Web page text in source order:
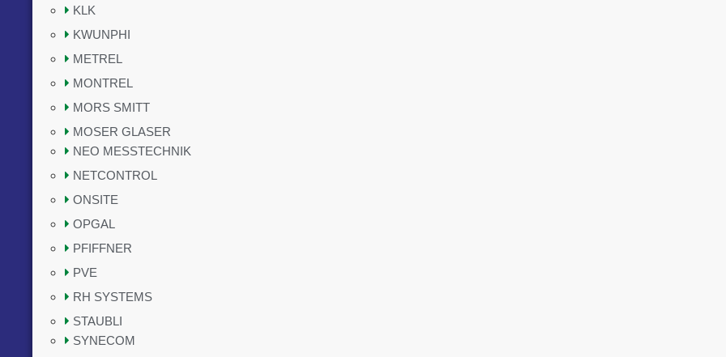
KLK
KWUNPHI
METREL
MONTREL
MORS SMITT
MOSER GLASER
NEO MESSTECHNIK
NETCONTROL
ONSITE
OPGAL
PFIFFNER
PVE
RH SYSTEMS
STAUBLI
SYNECOM